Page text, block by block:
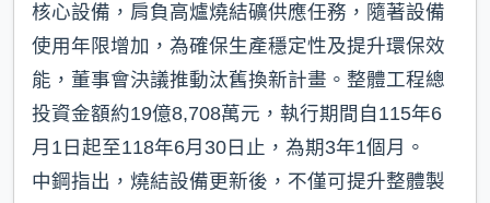
核心設備，肩負高爐燒結礦供應任務，隨著設備
使用年限增加，為確保生產穩定性及提升環保效
能，董事會決議推動汰舊換新計畫。整體工程總
投資金額約19億8,708萬元，執行期間自115年6
月1日起至118年6月30日止，為期3年1個月。
中鋼指出，燒結設備更新後，不僅可提升整體製